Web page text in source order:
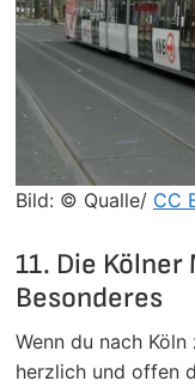
Bild: © Qualle/ CC
11. Die
Besonderes
Wenn du nach
herzlich und offen